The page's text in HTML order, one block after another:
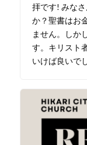
拝です! みな
か？聖書はお
ません。しか
す。キリスト
いけば良いで